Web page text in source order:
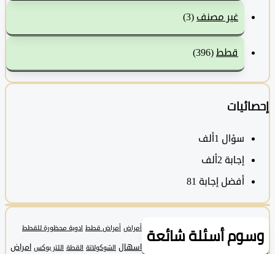
غير مصنف(3)
قطط (396)
سؤال1ألف
‫إجابة 2ألف
أفضل إجابة 81
أسئلة شائعة أمراض قطط ادوية محظورة للقطط
اسهال الشوكولاتة القطة اللتر بوكس امراض